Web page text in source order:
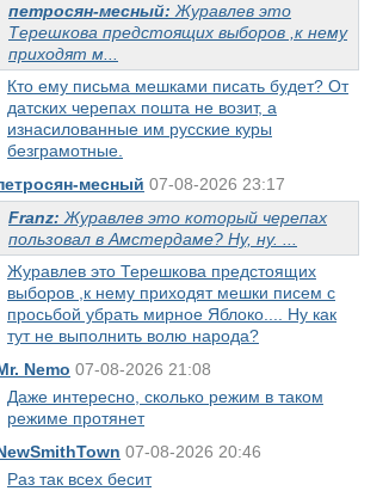
петросян-месный: Журавлев это
Терешкова предстоящих выборов ,к нему
приходят м...
Кто ему письма мешками писать будет? От
датских черепах пошта не возит, а
изнасилованные им русские куры
безграмотные.
месный 07-08-2026 23:17
Franz: Журавлев это который черепах
пользовал в Амстердаме? Ну, ну. ...
Журавлев это Терешкова предстоящих
выборов ,к нему приходят мешки писем с
просьбой убрать мирное Яблоко.... Ну как
тут не выполнить волю народа?
Nemo 07-08-2026 21:08
Даже интересно, сколько режим в таком
режиме протянет
07-08-2026 20:46
Раз так всех бесит